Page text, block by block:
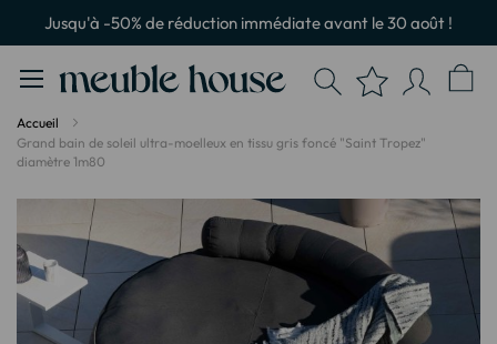
Jusqu'à -50% de réduction immédiate avant le 30 août !
Accueil
Grand bain de soleil ultra-moelleux en tissu gris foncé "Saint Tropez"
diamètre 1m80
à
la
fin
de
Panneau de gestion des cookies